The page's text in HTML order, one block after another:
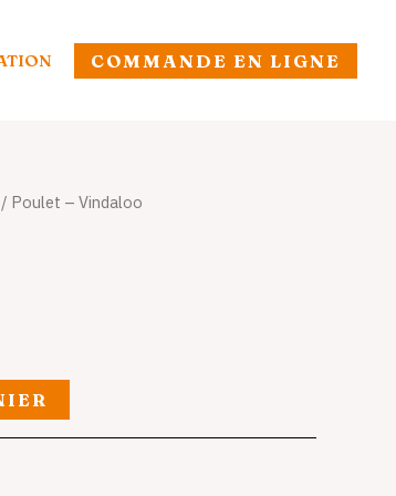
COMMANDE EN LIGNE
/ Poulet – Vindaloo